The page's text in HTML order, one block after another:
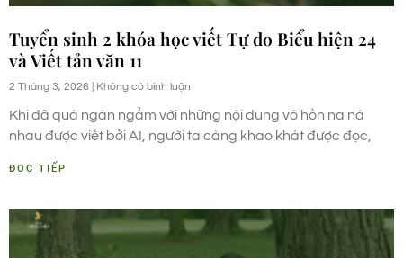
Tuyển sinh 2 khóa học viết Tự do Biểu hiện 24
và Viết tản văn 11
2 Tháng 3, 2026 Không có bình luận
Khi đã quá ngán ngẩm với những nội dung vô hồn na ná
nhau được viết bởi AI, người ta càng khao khát được đọc,
ĐỌC TIẾP